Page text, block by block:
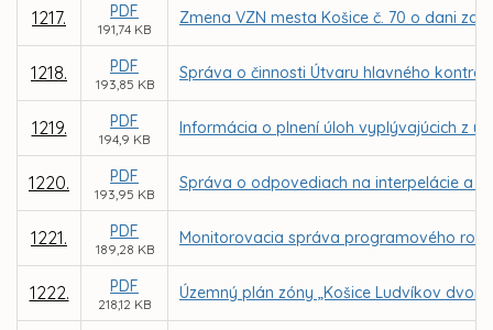
1217. PDF
191,74 KB
Zmena VZN mesta Košice č. 70 o dani za
1218. PDF
193,85 KB
Správa o činnosti Útvaru hlavného
1219. PDF
194,9 KB
Informácia o plnení úloh vyplývajúcich z
1220. PDF
193,95 KB
Správa o odpovediach na interpelácie a
1221. PDF
189,28 KB
Monitorovacia správa programového
1222. PDF
218,12 KB
Územný plán zóny „Košice Ludvíkov dvor –